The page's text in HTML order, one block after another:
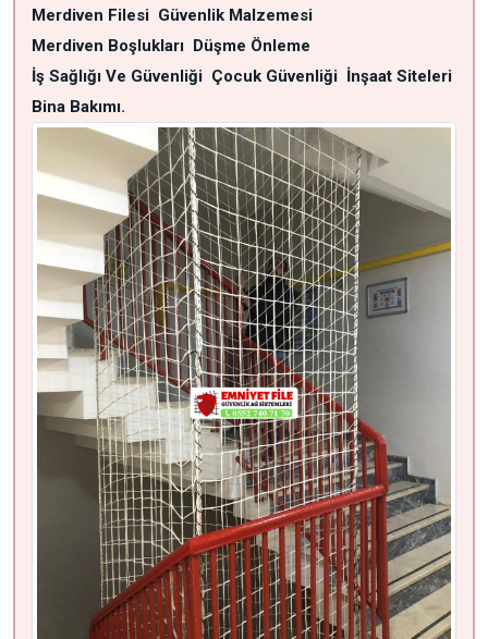
Merdiven Filesi Güvenlik Malzemesi
Merdiven Boşlukları Düşme Önleme
İş Sağlığı Ve Güvenliği Çocuk Güvenliği İnşaat Siteleri
Bina Bakımı.